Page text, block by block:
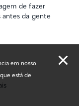
de fazer
antes da gente
em nosso
está de